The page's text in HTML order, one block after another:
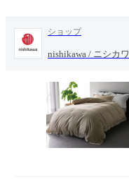
ショップ
nishikawa / ニシカワ